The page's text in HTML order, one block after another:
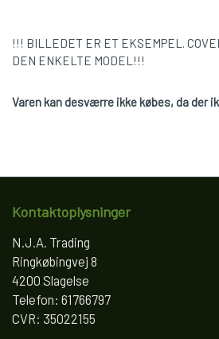
!!! BILLEDET ER ET EKSEMPEL.
DEN ENKELTE MODEL!!!
Varen kan desværre ikke købes, da der
Kontaktoplysninger
N.J.A. Trading
Ringkøbingvej 8
4200 Slagelse
Telefon: 61766797
CVR: 35022155